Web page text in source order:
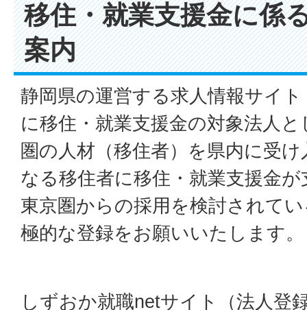
移住・就業支援金に係
案内
静岡県の運営する求人情報サイ
に移住・就業支援金の対象法人
圏の人材（移住者）を県内に受
なる移住者に移住・就業支援金
東京圏からの採用を検討されて
極的な登録をお願いいたします。
しずおか就職netサイト（法人登